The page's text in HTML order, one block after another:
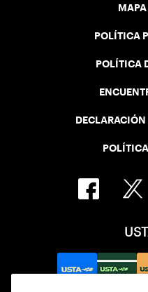
POLÍTICA
POLÍTICA